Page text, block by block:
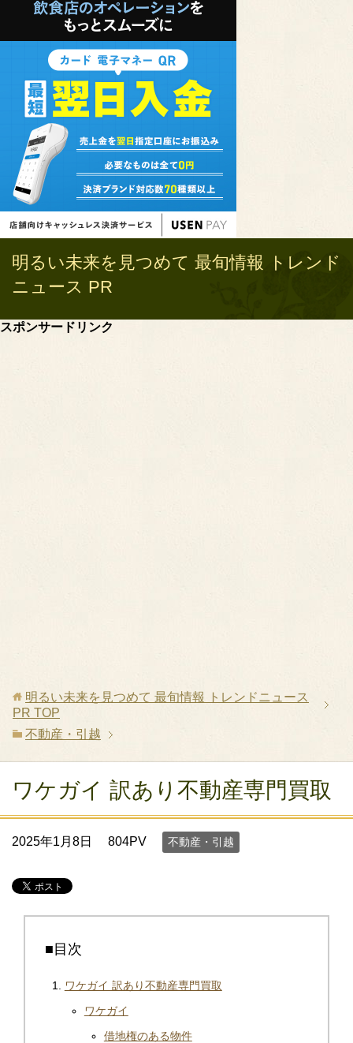
明るい未来を見つめて 最旬情報 トレンド
ニュース PR
スポンサードリンク
明るい未来を見つめて 最旬情報 トレンドニュース
PR TOP
不動産・引越
ワケガイ 訳あり不動産専門買取
2025年1月8日 804PV 不動産・引越
■目次
ワケガイ 訳あり不動産専門買取
ワケガイ
借地権のある物件